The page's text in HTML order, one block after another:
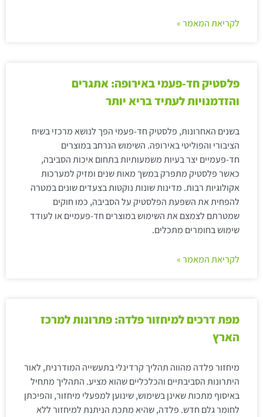
לקריאת המאמר »
פלסטיק חד-פעמי באירופה: אתגרים
והזדמנויות לעתיד בריא יותר
בשנים האחרונות, פלסטיק חד-פעמי הפך לנושא מרכזי בשיח
הציבורי והפוליטי באירופה. השימוש הנרחב במוצרים
חד-פעמיים יצר בעיות משמעותיות בתחום איכות הסביבה,
כאשר פלסטיק מתפרק במשך מאות שנים ומזיק למערכות
אקולוגיות רבות. מדינות שונות נוקטות בצעדים שונים במטרה
להפחית את השפעת הפלסטיק על הסביבה, כמו חוקים
שמטרתם לצמצם את השימוש במוצרים חד-פעמיים או לעודד
שימוש בחומרים מתכלים.
לקריאת המאמר »
מפת דרכים למיחזור פלדה: פתרונות למרכז
הארץ
מיחזור פלדה מהווה תהליך קרדינלי בתעשייה המודרנית, לאור
היתרונות הסביבתיים והכלכליים שהוא מציע. התהליך מתחיל
באיסוף מתכות שאינן בשימוש, שינוען למפעלי מיחזור, והפיכתן
לחומר גלם חדש. פלדה, שהיא מתכת הניתנת למיחזור ללא